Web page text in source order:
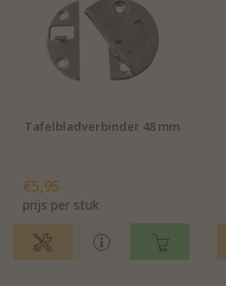
Tafelbladverbinder 48 mm
€5,95
prijs per stuk